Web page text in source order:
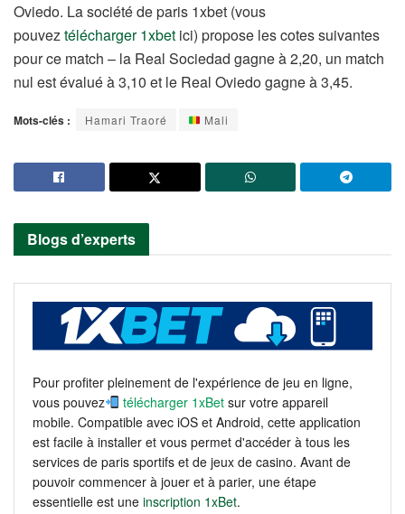
Oviedo. La société de paris 1xbet (vous
pouveztélécharger 1xbet ici) propose les cotes suivantes
pour ce match – la Real Sociedad gagne à 2,20, un match
nul est évalué à 3,10 et le Real Oviedo gagne à 3,45.
Mots-clés : Hamari Traoré Mali
Blogs d’experts
Pour profiter pleinement de l'expérience de jeu en ligne,
vous pouvez
télécharger 1xBet sur votre appareil
mobile. Compatible avec iOS et Android, cette application
est facile à installer et vous permet d'accéder à tous les
services de paris sportifs et de jeux de casino. Avant de
pouvoir commencer à jouer et à parier, une étape
essentielle est une inscription 1xBet.